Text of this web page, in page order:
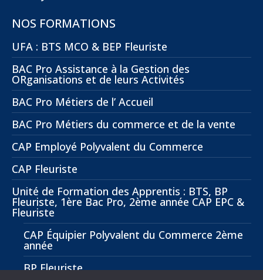
NOS FORMATIONS
UFA : BTS MCO & BEP Fleuriste
BAC Pro Assistance à la Gestion des
ORganisations et de leurs Activités
BAC Pro Métiers de l’ Accueil
BAC Pro Métiers du commerce et de la vente
CAP Employé Polyvalent du Commerce
CAP Fleuriste
Unité de Formation des Apprentis : BTS, BP
Fleuriste, 1ère Bac Pro, 2ème année CAP EPC &
Fleuriste
CAP Équipier Polyvalent du Commerce 2ème
année
BP Fleuriste